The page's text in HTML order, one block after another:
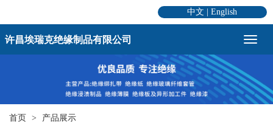
中文 |English
许昌埃瑞克绝缘制品有限公司
首页 产品展示